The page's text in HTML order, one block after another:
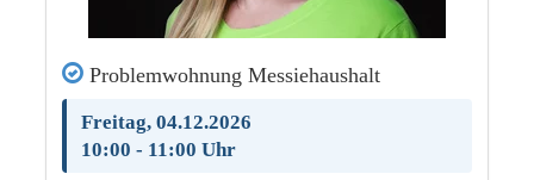
Problemwohnung Messiehaushalt
Freitag, 04.12.2026
10:00 - 11:00 Uhr